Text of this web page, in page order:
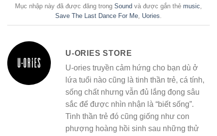
Mục nhập này đã được đăng trong Sound và được gắn thẻ music,
Save The Last Dance For Me, Uories.
U-ORIES STORE
U-ories truyền cảm hứng cho bạn dù ở
lứa tuổi nào cũng là tinh thần trẻ, cá tính,
sống chất nhưng vẫn đủ lắng đọng sâu
sắc để được nhìn nhận là “biết sống”.
Tinh thần trẻ đó cũng giống như con
phượng hoàng hồi sinh sau những thử